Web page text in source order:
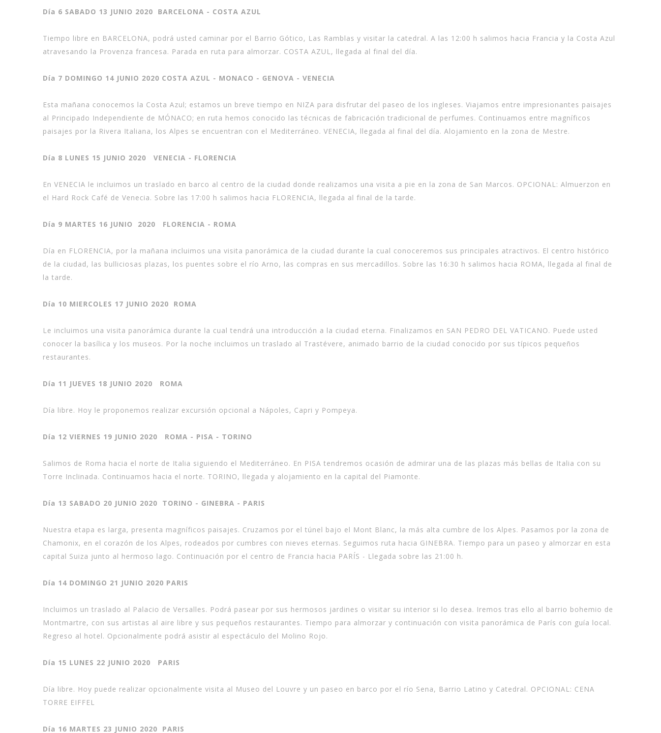
Día 6 SABADO 13 JUNIO 2020 BARCELONA - COSTA AZUL
Tiempo libre en BARCELONA, podrá usted caminar por el Barrio Gótico, Las Ramblas y visitar la catedral. A las 12:00 h salimos hacia Francia y la Costa Azul
atravesando la Provenza francesa. Parada en ruta para almorzar. COSTA AZUL, llegada al final del día.
Día 7 DOMINGO 14 JUNIO 2020 COSTA AZUL - MONACO - GENOVA - VENECIA
Esta mañana conocemos la Costa Azul; estamos un breve tiempo en NIZA para disfrutar del paseo de los ingleses. Viajamos entre impresionantes paisajes
al Principado Independiente de MÓNACO; en ruta hemos conocido las técnicas de fabricación tradicional de perfumes. Continuamos entre magníficos
paisajes por la Rivera Italiana, los Alpes se encuentran con el Mediterráneo. VENECIA, llegada al final del día. Alojamiento en la zona de Mestre.
Día 8 LUNES 15 JUNIO 2020 VENECIA - FLORENCIA
En VENECIA le incluimos un traslado en barco al centro de la ciudad donde realizamos una visita a pie en la zona de San Marcos. OPCIONAL: Almuerzon en
el Hard Rock Café de Venecia. Sobre las 17:00 h salimos hacia FLORENCIA, llegada al final de la tarde.
Día 9 MARTES 16 JUNIO 2020 FLORENCIA - ROMA
Día en FLORENCIA, por la mañana incluimos una visita panorámica de la ciudad durante la cual conoceremos sus principales atractivos. El centro histórico
de la ciudad, las bulliciosas plazas, los puentes sobre el río Arno, las compras en sus mercadillos. Sobre las 16:30 h salimos hacia ROMA, llegada al final de
la tarde.
Día 10 MIERCOLES 17 JUNIO 2020 ROMA
Le incluimos una visita panorámica durante la cual tendrá una introducción a la ciudad eterna. Finalizamos en SAN PEDRO DEL VATICANO. Puede usted
conocer la basílica y los museos. Por la noche incluimos un traslado al Trastévere, animado barrio de la ciudad conocido por sus típicos pequeños
restaurantes.
Día 11 JUEVES 18 JUNIO 2020 ROMA
Día libre. Hoy le proponemos realizar excursión opcional a Nápoles, Capri y Pompeya.
Día 12 VIERNES 19 JUNIO 2020 ROMA - PISA - TORINO
Salimos de Roma hacia el norte de Italia siguiendo el Mediterráneo. En PISA tendremos ocasión de admirar una de las plazas más bellas de Italia con su
Torre Inclinada. Continuamos hacia el norte. TORINO, llegada y alojamiento en la capital del Piamonte.
Día 13 SABADO 20 JUNIO 2020 TORINO - GINEBRA - PARIS
Nuestra etapa es larga, presenta magníficos paisajes. Cruzamos por el túnel bajo el Mont Blanc, la más alta cumbre de los Alpes. Pasamos por la zona de
Chamonix, en el corazón de los Alpes, rodeados por cumbres con nieves eternas. Seguimos ruta hacia GINEBRA. Tiempo para un paseo y almorzar en esta
capital Suiza junto al hermoso lago. Continuación por el centro de Francia hacia PARÍS - Llegada sobre las 21:00 h.
Día 14 DOMINGO 21 JUNIO 2020 PARIS
Incluimos un traslado al Palacio de Versalles. Podrá pasear por sus hermosos jardines o visitar su interior si lo desea. Iremos tras ello al barrio bohemio de
Montmartre, con sus artistas al aire libre y sus pequeños restaurantes. Tiempo para almorzar y continuación con visita panorámica de París con guía local.
Regreso al hotel. Opcionalmente podrá asistir al espectáculo del Molino Rojo.
Día 15 LUNES 22 JUNIO 2020 PARIS
Día libre. Hoy puede realizar opcionalmente visita al Museo del Louvre y un paseo en barco por el río Sena, Barrio Latino y Catedral. OPCIONAL: CENA
TORRE EIFFEL
Día 16 MARTES 23 JUNIO 2020 PARIS